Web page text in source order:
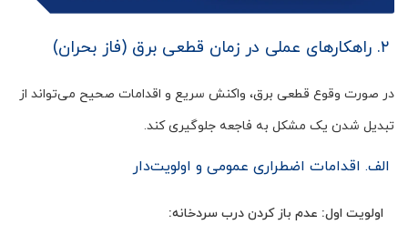
در صورت وقوع قطعی برق، واکنش سریع و اقدامات صحیح می‌تواند از
تبدیل شدن یک مشکل به فاجعه جلوگیری کند.
الف. اقدامات اضطراری عمومی و اولویت‌دار
اولویت اول: عدم باز کردن درب سردخانه: